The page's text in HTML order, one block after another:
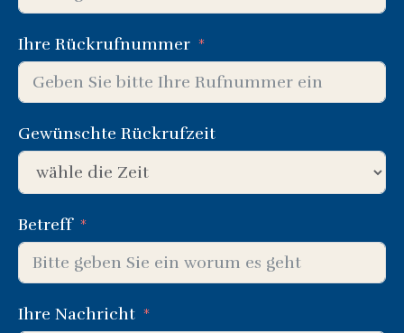
Ihre Rückrufnummer
Gewünschte Rückrufzeit
Betreff
Ihre Nachricht